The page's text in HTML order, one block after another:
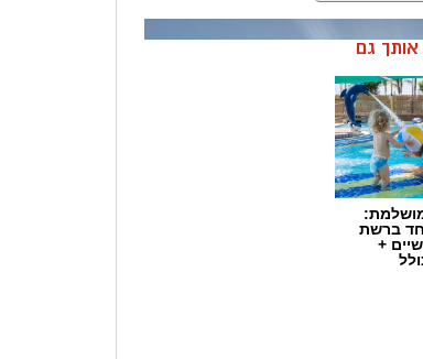
אותך גם
ברשת
+